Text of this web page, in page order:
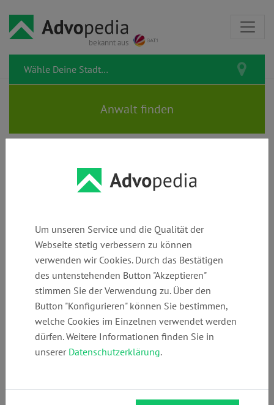
bekannt aus
Alle Artikel zur Kategorie
Hier erfährst Du, was Du über Verträge wissen musst. Wie
erkennst Du unfaire Klauseln? Was kannst Du tun, wenn ein
Händler nicht liefert oder eine Rückabwicklung blockiert?
Und wie sicherst Du Dich bei größeren Anschaffungen ab?
Mit diesen Tipps bist Du bestens vorbereitet.
Um unseren Service und die Qualität der
Webseite stetig verbessern zu können
verwenden wir Cookies. Durch das Bestätigen
des untenstehenden Button "Akzeptieren"
stimmen Sie der Verwendung zu. Über den
Button "Konfigurieren" können Sie bestimmen,
welche Cookies im Einzelnen verwendet werden
dürfen. Weitere Informationen finden Sie in
unserer Datenschutzerklärung.